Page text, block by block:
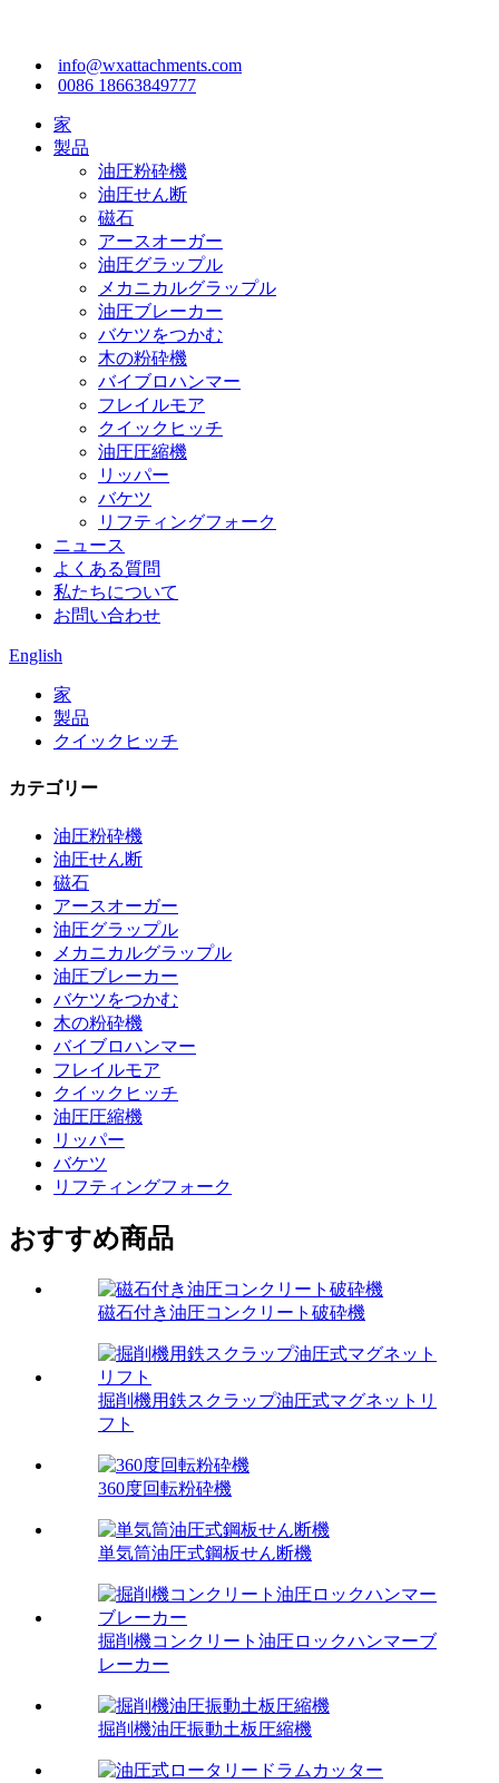
info@wxattachments.com
0086 18663849777
家
製品
油圧粉砕機
油圧せん断
磁石
アースオーガー
油圧グラップル
メカニカルグラップル
油圧ブレーカー
バケツをつかむ
木の粉砕機
バイブロハンマー
フレイルモア
クイックヒッチ
油圧圧縮機
リッパー
バケツ
リフティングフォーク
ニュース
よくある質問
私たちについて
お問い合わせ
English
家
製品
クイックヒッチ
カテゴリー
油圧粉砕機
油圧せん断
磁石
アースオーガー
油圧グラップル
メカニカルグラップル
油圧ブレーカー
バケツをつかむ
木の粉砕機
バイブロハンマー
フレイルモア
クイックヒッチ
油圧圧縮機
リッパー
バケツ
リフティングフォーク
おすすめ商品
磁石付き油圧コンクリート破砕機
掘削機用鉄スクラップ油圧式マグネットリ
フト
360度回転粉砕機
単気筒油圧式鋼板せん断機
掘削機コンクリート油圧ロックハンマーブ
レーカー
掘削機油圧振動土板圧縮機